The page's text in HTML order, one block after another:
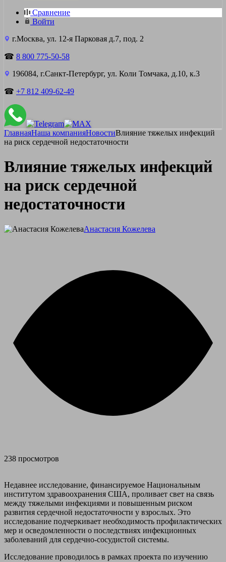
Сравнение
Войти
г.Москва, ул. 12-я Парковая д.7, под. 2
☎ 8 800 775-50-58
196084, г.Санкт-Петербург, ул. Коли Томчака, д.10, к.3
☎ +7 812 409-62-49
ГлавнаяНаша компанияНовостиВлияние тяжелых инфекций
на риск сердечной недостаточности
Влияние тяжелых инфекций
на риск сердечной
недостаточности
Анастасия Кожелева
238 просмотров
Недавнее исследование, финансируемое Национальным
институтом здравоохранения США, проливает свет на связь
между тяжелыми инфекциями и повышенным риском
развития сердечной недостаточности у взрослых. Это
исследование подчеркивает необходимость профилактических
мер и осведомленности о последствиях инфекционных
заболеваний для сердечно-сосудистой системы.
Исследование проводилось в рамках проекта по изучению